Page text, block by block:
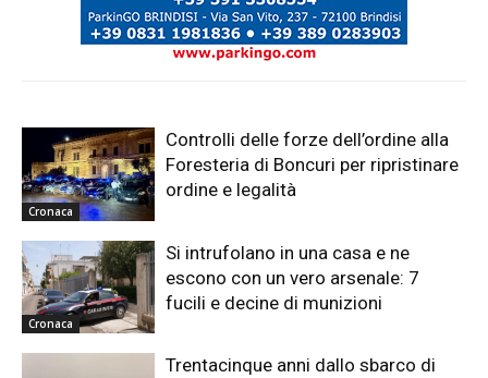
Cronaca
Controlli delle forze dell’ordine alla
Foresteria di Boncuri per ripristinare
ordine e legalità
Cronaca
Si intrufolano in una casa e ne
escono con un vero arsenale: 7
fucili e decine di munizioni
Trentacinque anni dallo sbarco di